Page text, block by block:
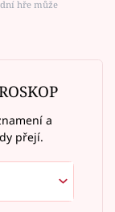
hře může
a
přejí.